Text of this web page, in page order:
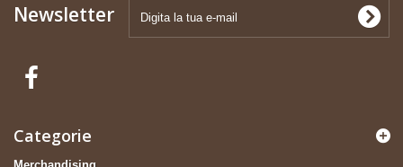
Newsletter
Categorie